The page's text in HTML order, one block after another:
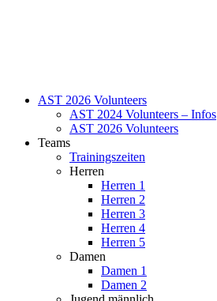
AST 2026 Volunteers
AST 2024 Volunteers – Infos
AST 2026 Volunteers
Teams
Trainingszeiten
Herren
Herren 1
Herren 2
Herren 3
Herren 4
Herren 5
Damen
Damen 1
Damen 2